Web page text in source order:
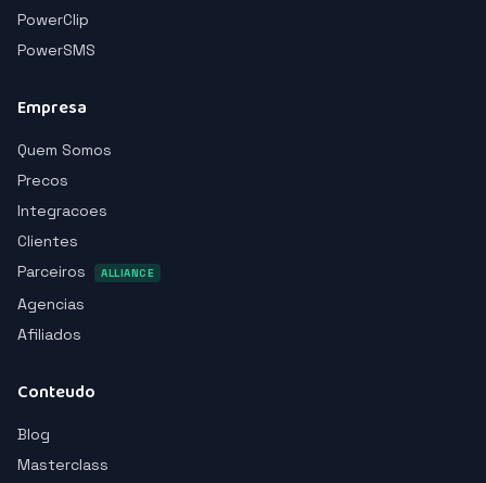
PowerClip
PowerSMS
Empresa
Quem Somos
Precos
Integracoes
Clientes
Parceiros
ALLIANCE
Agencias
Afiliados
Conteudo
Blog
Masterclass